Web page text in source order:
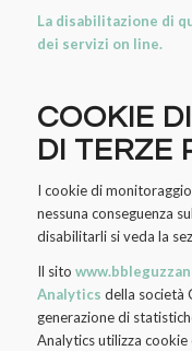
La disabilitazione di
dei servizi on line.
COOKIE
DI TERZE
I cookie di
nessuna conseguenza
disabilitarli si veda la
Il sito
Analytics della società
generazione di
Analytics utilizza cookie